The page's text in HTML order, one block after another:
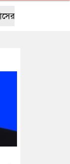
রাজনৈতিক বিতর্ক